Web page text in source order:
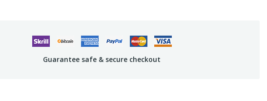
Guarantee safe & secure checkout